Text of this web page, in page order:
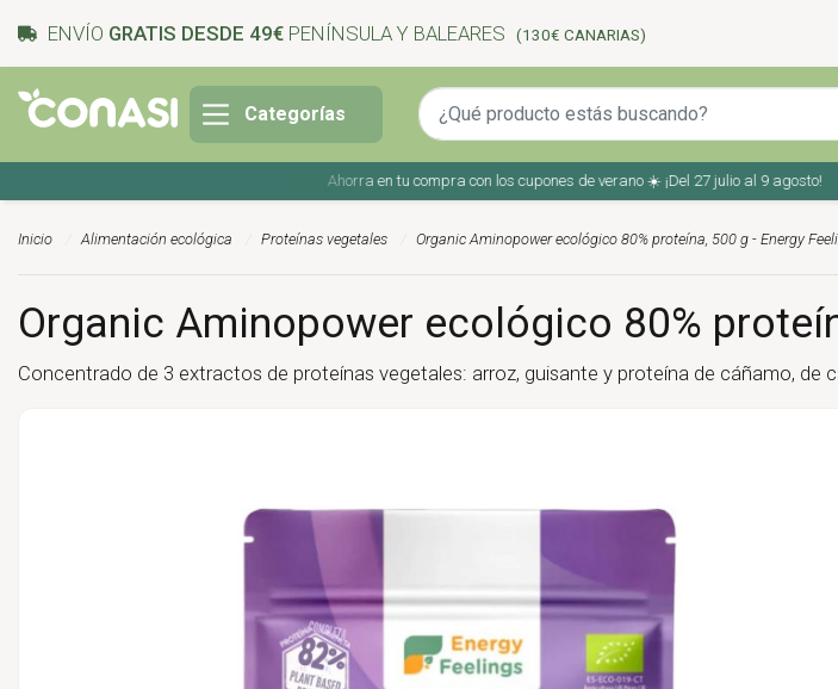
ENVÍO GRATIS DESDE 49€ PENÍNSULA Y BALEARES (130€ CANARIAS)
Categorías
Ahorra en tu compra con los cupones de verano ☀️ ¡Del 27 julio al 9 agosto!
Inicio Alimentación ecológica Proteínas vegetales Organic Aminopower ecológico 80% proteína, 500 g - Energy
Organic Aminopower ecológico 80%
Concentrado de 3 extractos de proteínas vegetales: arroz, guisante y proteína de cáñamo, de